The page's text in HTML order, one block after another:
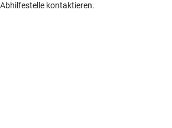
kontaktieren.